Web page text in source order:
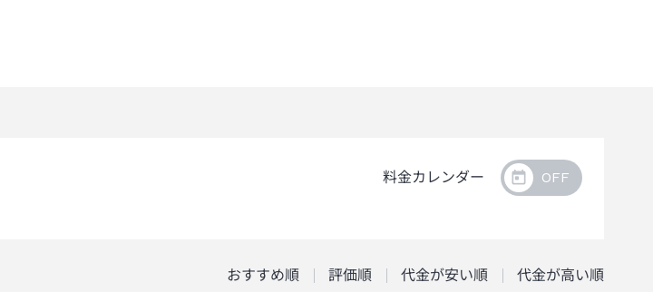
料金カレンダー
おすすめ順 評価順 代金が安い順 代金が高い順